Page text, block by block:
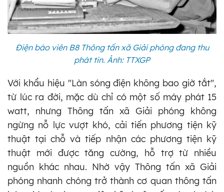
Điện báo viên B8 Thông tấn xã Giải phóng đang thu
phát tin. Ảnh: TTXGP
Với khẩu hiệu "Làn sóng điện không bao giờ tắt",
từ lúc ra đời, mặc dù chỉ có một số máy phát 15
watt, nhưng Thông tấn xã Giải phóng không
ngừng nỗ lực vượt khó, cải tiến phương tiện kỹ
thuật tại chỗ và tiếp nhận các phương tiện kỹ
thuật mới được tăng cường, hỗ trợ từ nhiều
nguồn khác nhau. Nhờ vậy Thông tấn xã Giải
phóng nhanh chóng trở thành cơ quan thông tấn